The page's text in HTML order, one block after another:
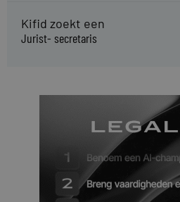
Kifid zoekt een
Jurist- secretaris